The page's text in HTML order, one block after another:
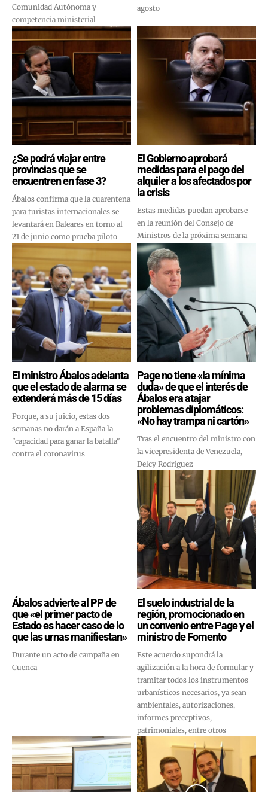
Comunidad Autónoma y
competencia ministerial
agosto
¿Se podrá viajar entre
provincias que se
encuentren en fase 3?
Ábalos confirma que la cuarentena
para turistas internacionales se
levantará en Baleares en torno al
21 de junio como prueba piloto
El Gobierno aprobará
medidas para el pago del
alquiler a los afectados por
la crisis
Estas medidas puedan aprobarse
en la reunión del Consejo de
Ministros de la próxima semana
El ministro Ábalos adelanta
que el estado de alarma se
extenderá más de 15 días
Porque, a su juicio, estas dos
semanas no darán a España la
"capacidad para ganar la batalla"
contra el coronavirus
Page no tiene «la mínima
duda» de que el interés de
Ábalos era atajar
problemas diplomáticos:
«No hay trampa ni cartón»
Tras el encuentro del ministro con
la vicepresidenta de Venezuela,
Delcy Rodríguez
Ábalos advierte al PP de
que «el primer pacto de
Estado es hacer caso de lo
que las urnas manifiestan»
Durante un acto de campaña en
Cuenca
El suelo industrial de la
región, promocionado en
un convenio entre Page y el
ministro de Fomento
Este acuerdo supondrá la
agilización a la hora de formular y
tramitar todos los instrumentos
urbanísticos necesarios, ya sean
ambientales, autorizaciones,
informes preceptivos,
patrimoniales, entre otros